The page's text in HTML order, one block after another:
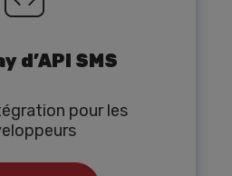
d’API SMS
pour les